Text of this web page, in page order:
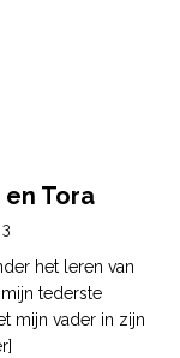
Tora
3
het leren van
tederste
mijn vader in zijn